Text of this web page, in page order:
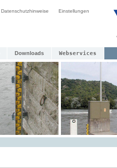
Datenschutzhinweise Einstellungen
Downloads Webservices